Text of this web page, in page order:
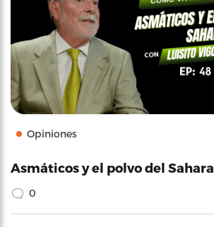
Opiniones
Asmáticos y el polvo del Sahara
0